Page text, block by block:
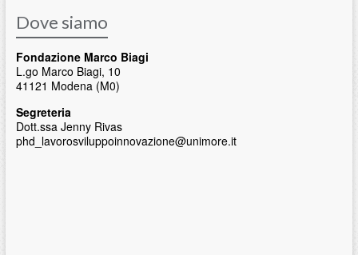
Dove siamo
Fondazione Marco Biagi
L.go Marco Biagi, 10
41121 Modena (M0)
Segreteria
Dott.ssa Jenny Rivas
phd_lavorosviluppoinnovazione@unimore.it